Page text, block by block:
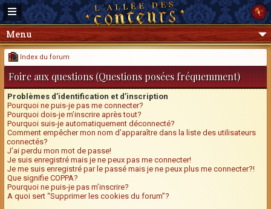
Menu
Index du forum
Foire aux questions (Questions posées fréquemment)
Problèmes d’identification et d’inscription
Pourquoi ne puis-je pas me connecter?
Pourquoi dois-je m’inscrire après tout?
Pourquoi suis-je automatiquement déconnecté?
Comment empêcher mon nom d’apparaître dans la liste des utilisateurs
connectés?
J’ai perdu mon mot de passe!
Je suis enregistré mais je ne peux pas me connecter!
Je me suis enregistré par le passé mais je ne peux plus me connecter?!
Que signifie COPPA?
Pourquoi ne puis-je pas m’inscrire?
A quoi sert “Supprimer les cookies du forum”?